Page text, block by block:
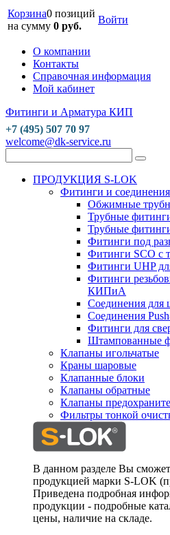
Корзина0 позиций
на сумму 0 руб.
Войти
О компании
Контакты
Справочная информация
Мой кабинет
Фитинги и Арматура КИП
+7 (495) 507 70 97
welcome@dk-service.ru
ПРОДУКЦИЯ S-LOK
Фитинги и соединения
Обжимные
Трубные
Трубные
Фитинги под
Фитинги SCO с
Фитинги UHP
Фитинги
КИПиА
Соединения для
Соединения
Фитинги для
Штампованные
Клапаны игольчатые
Краны шаровые
Клапанные блоки
Клапаны обратные
Клапаны
Фильтры тонкой
В данном разделе Вы
продукцией марки S-LOK
Приведена подробная
продукции - подробные
цены, наличие на складе.